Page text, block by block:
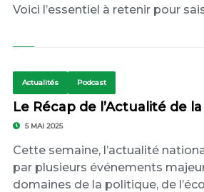
Voici l’essentiel à retenir pour
Actualités Podcast
Le Récap de l’Actualité de
5 MAI 2025
Cette semaine, l’actualité
par plusieurs événements
domaines de la politique, de